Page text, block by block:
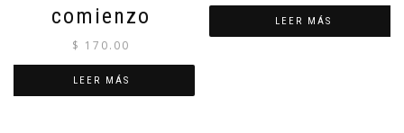
comienzo
$ 170.00
LEER MÁS
LEER MÁS